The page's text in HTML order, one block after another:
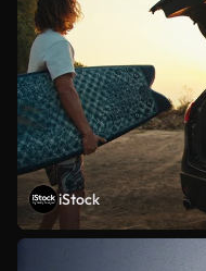
iStock